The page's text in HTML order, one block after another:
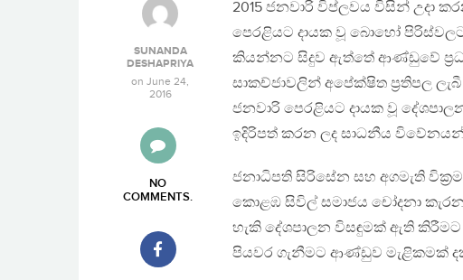
SUNANDA
DESHAPRIYA
on June 24,
2016
NO
COMMENTS.
2015 ජනවාරි විප්ලවය විසින් උදා
පෙරළියට දායක වූ බොහෝ පිරිස්වලට
කියන්නට සිදුව ඇත්තේ ආණ්ඩුවේ
සාකච්ජාවලින් අපේක්ෂිත ප්‍රතිපල
ජනවාරි පෙරළියට දායක වූ
ඉදිරිපත් කරන ලද සාධනීය
ජනාධිපති සිරිසේන සහ අගමැති
කොළඹ සිවිල් සමාජය චෝදනා
හැකි දේශපාලන විසඳුමක් ඇති
පියවර ගැනීමට ආණ්ඩුව මැළිකමක්